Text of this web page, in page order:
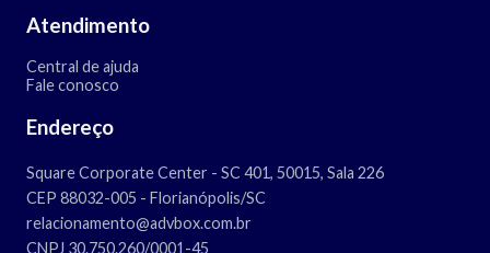
Atendimento
Central de ajuda
Fale conosco
Endereço
Square Corporate Center - SC 401, 50015, Sala 226
CEP 88032-005 - Florianópolis/SC
relacionamento@advbox.com.br
CNPJ 30.750.260/0001-45